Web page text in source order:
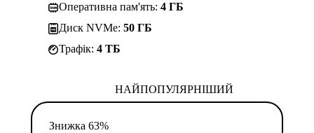
Оперативна пам'ять: 4 ГБ
Диск NVMe: 50 ГБ
Трафік: 4 TБ
НАЙПОПУЛЯРНІШИЙ
Знижка 63%